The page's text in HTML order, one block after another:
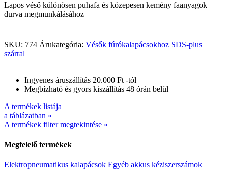
Lapos véső különösen puhafa és közepesen kemény faanyagok
durva megmunkálásához
SKU: 774 Árukategória: Vésők fúrókalapácsokhoz SDS-plus
szárral
Ingyenes áruszállítás 20.000 Ft -tól
Megbízható és gyors kiszállítás 48 órán belül
A termékek listája
a táblázatban »
A termékek filter megtekintése »
Megfelelő termékek
Elektropneumatikus kalapácsok Egyéb akkus kéziszerszámok